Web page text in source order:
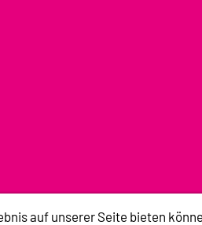
auf unserer Seite bieten